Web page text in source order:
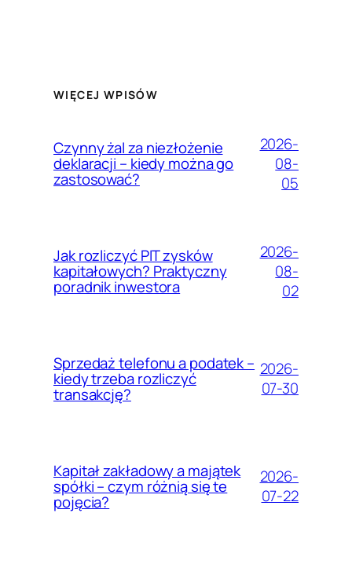
WIĘCEJ WPISÓW
Czynny żal za niezłożenie
deklaracji – kiedy można go
zastosować?
2026-
08-
05
Jak rozliczyć PIT zysków
kapitałowych? Praktyczny
poradnik inwestora
2026-
08-
02
Sprzedaż telefonu a podatek –
kiedy trzeba rozliczyć
transakcję?
2026-
07-30
Kapitał zakładowy a majątek
spółki – czym różnią się te
pojęcia?
2026-
07-22